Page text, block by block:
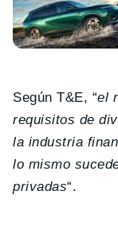
Según T&E, “el
requisitos de
la industria
lo mismo
privadas“.